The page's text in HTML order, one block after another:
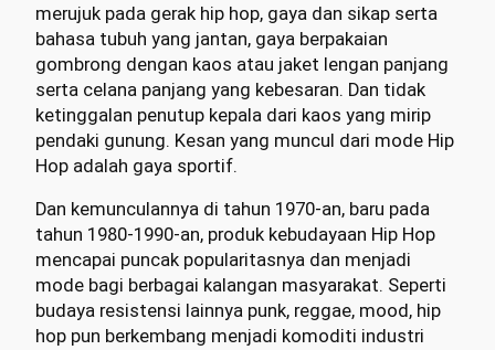
merujuk pada gerak hip hop, gaya dan sikap serta
bahasa tubuh yang jantan, gaya berpakaian
gombrong dengan kaos atau jaket lengan panjang
serta celana panjang yang kebesaran. Dan tidak
ketinggalan penutup kepala dari kaos yang mirip
pendaki gunung. Kesan yang muncul dari mode Hip
Hop adalah gaya sportif.
Dan kemunculannya di tahun 1970-an, baru pada
tahun 1980-1990-an, produk kebudayaan Hip Hop
mencapai puncak popularitasnya dan menjadi
mode bagi berbagai kalangan masyarakat. Seperti
budaya resistensi lainnya punk, reggae, mood, hip
hop pun berkembang menjadi komoditi industri